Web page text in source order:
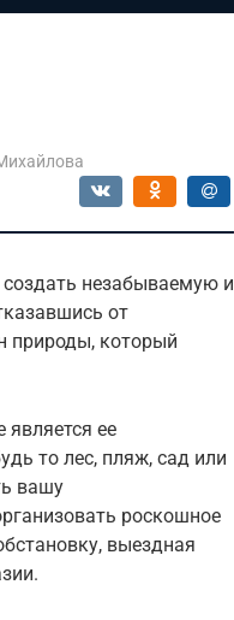
незабываемую и
от
природы, который
ее
то лес, пляж, сад или
вашу
роскошное
выездная